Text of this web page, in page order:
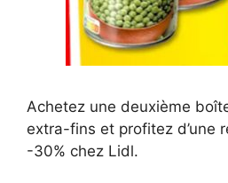
Achetez une deuxième
extra-fins et profitez d’une
-30% chez Lidl.